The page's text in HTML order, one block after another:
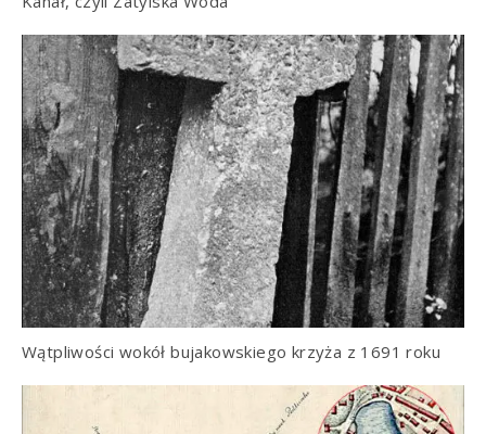
Wątpliwości wokół bujakowskiego krzyża z 1691 roku